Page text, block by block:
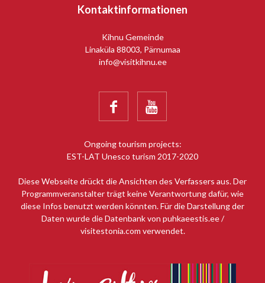
Kontaktinformationen
Kihnu Gemeinde
Linaküla 88003, Pärnumaa
info@visitkihnu.ee
 
Ongoing tourism projects:
EST-LAT Unesco turism 2017-2020
Diese Webseite drückt die Ansichten des Verfassers aus. Der
Programmveranstalter trägt keine Verantwortung dafür, wie
diese Infos benutzt werden könnten. Für die Darstellung der
Daten wurde die Datenbank von puhkaeestis.ee /
visitestonia.com verwendet.